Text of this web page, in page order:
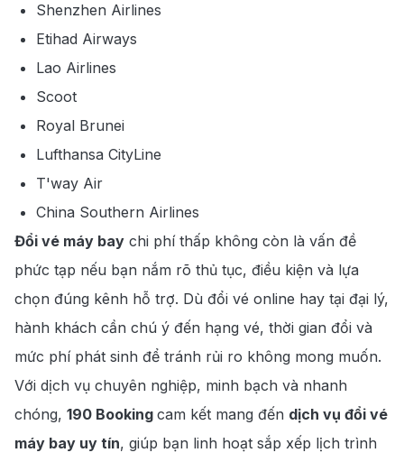
Shenzhen Airlines
Etihad Airways
Lao Airlines
Scoot
Royal Brunei
Lufthansa CityLine
T'way Air
China Southern Airlines
Đổi vé máy bay chi phí thấp không còn là vấn đề
phức tạp nếu bạn nắm rõ thủ tục, điều kiện và lựa
chọn đúng kênh hỗ trợ. Dù đổi vé online hay tại đại lý,
hành khách cần chú ý đến hạng vé, thời gian đổi và
mức phí phát sinh để tránh rủi ro không mong muốn.
Với dịch vụ chuyên nghiệp, minh bạch và nhanh
chóng, 190 Booking cam kết mang đến dịch vụ đổi vé
máy bay uy tín, giúp bạn linh hoạt sắp xếp lịch trình